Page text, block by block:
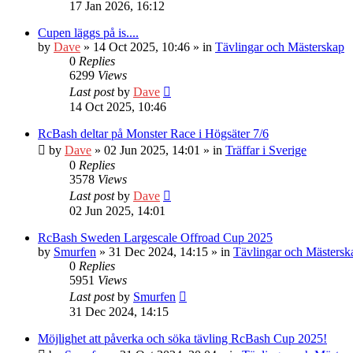
17 Jan 2026, 16:12
Cupen läggs på is....
by Dave » 14 Oct 2025, 10:46 » in Tävlingar och Mästerskap
0 Replies
6299 Views
Last postby Dave
14 Oct 2025, 10:46
RcBash deltar på Monster Race i Högsäter 7/6
by Dave » 02 Jun 2025, 14:01 » in Träffar i Sverige
0 Replies
3578 Views
Last postby Dave
02 Jun 2025, 14:01
RcBash Sweden Largescale Offroad Cup 2025
by Smurfen » 31 Dec 2024, 14:15 » in Tävlingar och
0 Replies
5951 Views
Last postby Smurfen
31 Dec 2024, 14:15
Möjlighet att påverka och söka tävling RcBash Cup 2025!